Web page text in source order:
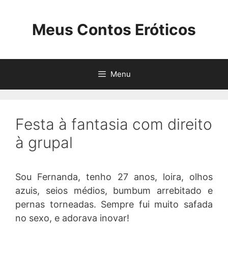
Meus Contos Eróticos
Menu
Festa à fantasia com direito
à grupal
Sou Fernanda, tenho 27 anos, loira, olhos
azuis, seios médios, bumbum arrebitado e
pernas torneadas. Sempre fui muito safada
no sexo, e adorava inovar!